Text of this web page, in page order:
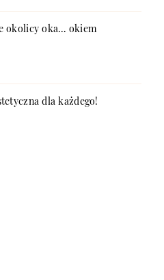
okolicy oka… okiem
dla każdego!